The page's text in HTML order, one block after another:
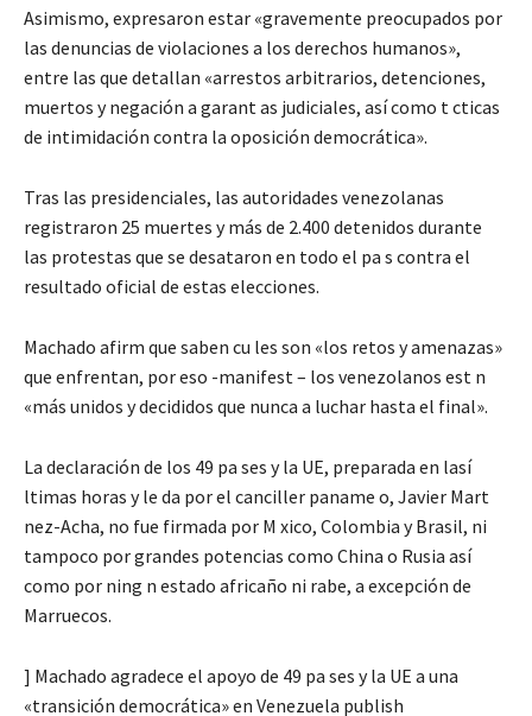
Asimismo, expresaron estar «gravemente preocupados por
las denuncias de violaciones a los derechos humanos»,
entre las que detallan «arrestos arbitrarios, detenciones,
muertos y negación a garant as judiciales, así como t cticas
de intimidación contra la oposición democrática».
Tras las presidenciales, las autoridades venezolanas
registraron 25 muertes y más de 2.400 detenidos durante
las protestas que se desataron en todo el pa s contra el
resultado oficial de estas elecciones.
Machado afirm que saben cu les son «los retos y amenazas»
que enfrentan, por eso -manifest – los venezolanos est n
«más unidos y decididos que nunca a luchar hasta el final».
La declaración de los 49 pa ses y la UE, preparada en lasí
ltimas horas y le da por el canciller paname o, Javier Mart
nez-Acha, no fue firmada por M xico, Colombia y Brasil, ni
tampoco por grandes potencias como China o Rusia así
como por ning n estado africaño ni rabe, a excepción de
Marruecos.
] Machado agradece el apoyo de 49 pa ses y la UE a una
«transición democrática» en Venezuela publish